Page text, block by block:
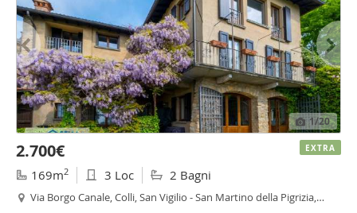
1/20
2.700€
169m2 3 Loc 2 Bagni
Via Borgo Canale, Colli, San Vigilio - San Martino della Pigrizia,
EXTRA